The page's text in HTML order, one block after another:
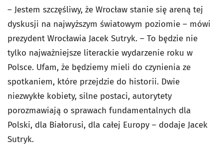
– Jestem szczęśliwy, że Wrocław stanie się areną tej
dyskusji na najwyższym światowym poziomie – mówi
prezydent Wrocławia Jacek Sutryk. – To będzie nie
tylko najważniejsze literackie wydarzenie roku w
Polsce. Ufam, że będziemy mieli do czynienia ze
spotkaniem, które przejdzie do historii. Dwie
niezwykłe kobiety, silne postaci, autorytety
porozmawiają o sprawach fundamentalnych dla
Polski, dla Białorusi, dla całej Europy – dodaje Jacek
Sutryk.